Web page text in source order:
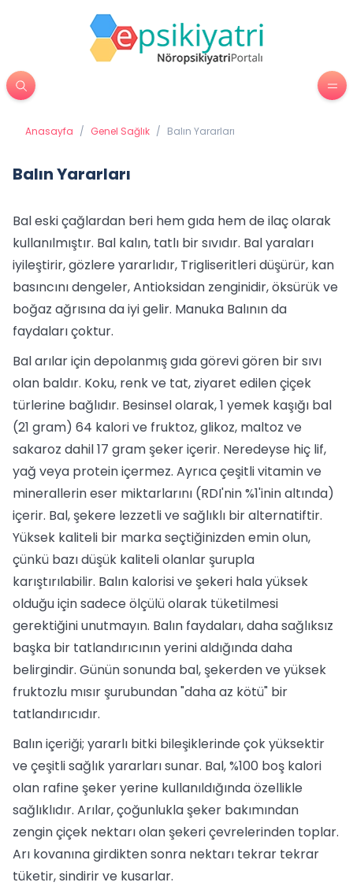
Anasayfa / Genel Sağlık / Balın Yararları
Balın Yararları
Bal eski çağlardan beri hem gıda hem de ilaç olarak
kullanılmıştır. Bal kalın, tatlı bir sıvıdır. Bal yaraları
iyileştirir, gözlere yararlıdır, Trigliseritleri düşürür, kan
basıncını dengeler, Antioksidan zenginidir, öksürük ve
boğaz ağrısına da iyi gelir. Manuka Balının da
faydaları çoktur.
Bal arılar için depolanmış gıda görevi gören bir sıvı
olan baldır. Koku, renk ve tat, ziyaret edilen çiçek
türlerine bağlıdır. Besinsel olarak, 1 yemek kaşığı bal
(21 gram) 64 kalori ve fruktoz, glikoz, maltoz ve
sakaroz dahil 17 gram şeker içerir. Neredeyse hiç lif,
yağ veya protein içermez. Ayrıca çeşitli vitamin ve
minerallerin eser miktarlarını (RDI'nin %1'inin altında)
içerir. Bal, şekere lezzetli ve sağlıklı bir alternatiftir.
Yüksek kaliteli bir marka seçtiğinizden emin olun,
çünkü bazı düşük kaliteli olanlar şurupla
karıştırılabilir. Balın kalorisi ve şekeri hala yüksek
olduğu için sadece ölçülü olarak tüketilmesi
gerektiğini unutmayın. Balın faydaları, daha sağlıksız
başka bir tatlandırıcının yerini aldığında daha
belirgindir. Günün sonunda bal, şekerden ve yüksek
fruktozlu mısır şurubundan "daha az kötü" bir
tatlandırıcıdır.
Balın içeriği; yararlı bitki bileşiklerinde çok yüksektir
ve çeşitli sağlık yararları sunar. Bal, %100 boş kalori
olan rafine şeker yerine kullanıldığında özellikle
sağlıklıdır. Arılar, çoğunlukla şeker bakımından
zengin çiçek nektarı olan şekeri çevrelerinden toplar.
Arı kovanına girdikten sonra nektarı tekrar tekrar
tüketir, sindirir ve kusarlar.